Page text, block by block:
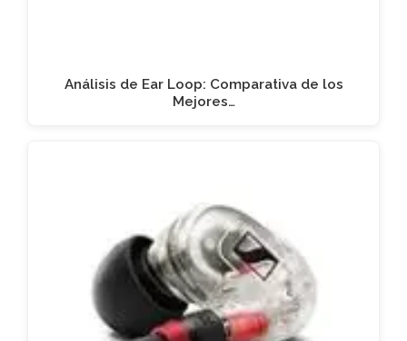
Análisis de Ear Loop: Comparativa de los
Mejores…